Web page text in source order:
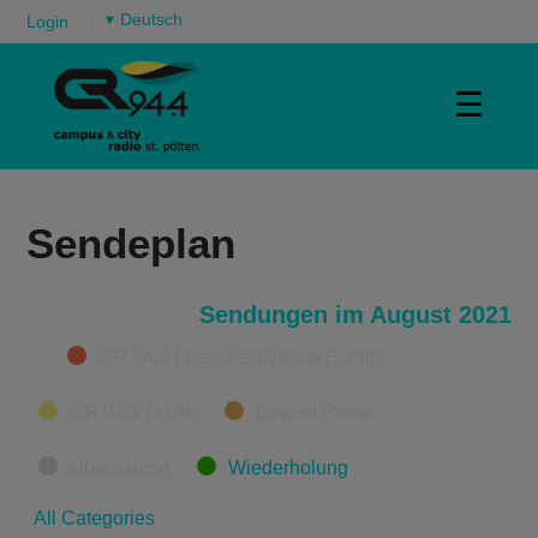
Login ▾
☰
Sendeplan
Sendungen im August 2021
Categories
Wiederholung
All Categories